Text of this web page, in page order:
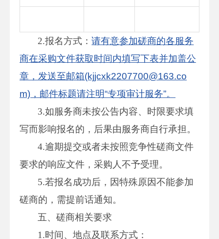
2.报名方式：请有意参加磋商的各服务
商在采购文件获取时间内填写下表并加盖公
章，发送至邮箱(kjjcxk2207700@163.co
m)，邮件标题请注明“专项审计服务”。
3.如服务商未按公告内容、时限要求填
写而影响报名的，后果由服务商自行承担。
4.逾期提交或者未按照竞争性磋商文件
要求的响应文件，采购人不予受理。
5.若报名成功后，因特殊原因不能参加
磋商的，需提前话通知。
五、磋商相关要求
1.时间、地点及联系方式：